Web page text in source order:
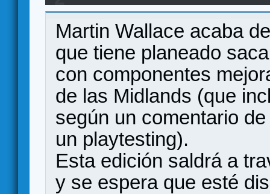
Martin Wallace acaba
que tiene planeado
con componentes
de las Midlands (que
según un comentario
un playtesting).
Esta edición saldrá a
y se espera que esté